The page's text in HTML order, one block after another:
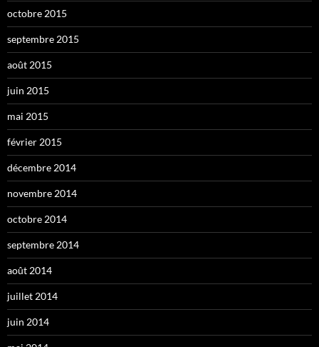
octobre 2015
septembre 2015
août 2015
juin 2015
mai 2015
février 2015
décembre 2014
novembre 2014
octobre 2014
septembre 2014
août 2014
juillet 2014
juin 2014